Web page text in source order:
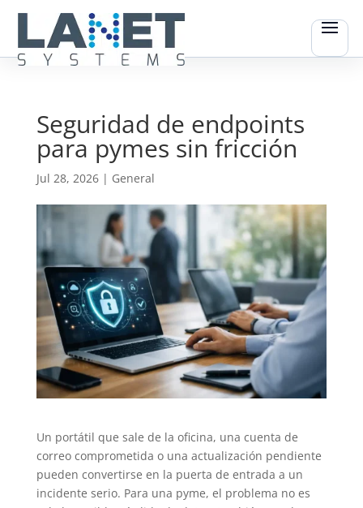
Seguridad de endpoints
para pymes sin fricción
Jul 28, 2026| General
Un portátil que sale de la oficina, una cuenta de
correo comprometida o una actualización pendiente
pueden convertirse en la puerta de entrada a un
incidente serio. Para una pyme, el problema no es